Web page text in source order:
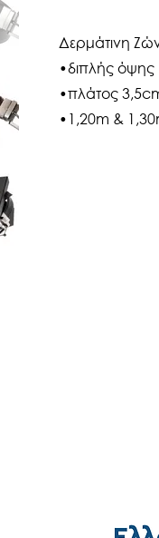
Δερμάτινη
•διπλής όψης
•πλάτος
•1,20m &